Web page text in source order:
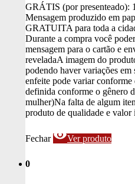
GRÁTIS (por presenteado):
Mensagem produzido em
GRATUITA para toda a
Durante a compra você
mensagem para o cartão e
reveladaA imagem do
podendo haver variações em
enfeite pode variar conforme
definida conforme o gênero
mulher)Na falta de algum
produto de qualidade e valor
Fechar visibilityVer produto
0